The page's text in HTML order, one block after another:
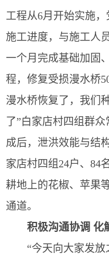
工程从6月开始实施
施工进度，与施工人
一个月完成基础加固
程，修复受损漫水桥
漫水桥恢复了，我们
了”白家店村四组群
成后，泄洪效能与结
家店村四组24户、84
耕地上的花椒、苹果
通道。
积极沟通协调 化
“今天向大家发